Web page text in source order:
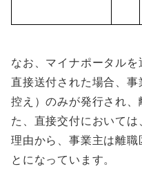
なお、マイナポータル
直接送付された場合、
控え）のみが発行され、
た、直接交付において
理由から、事業主は離職
とになっています。